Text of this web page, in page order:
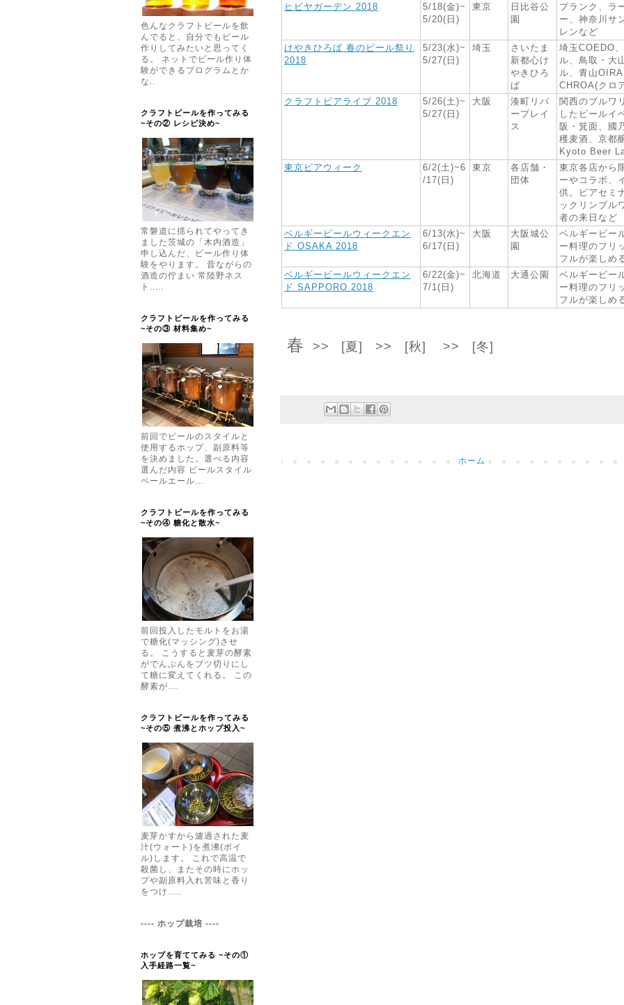
ヒビヤガーデン 2018
5/18(金)~
5/20(日)
東京
日比谷公
園
プランク、ラ
ー、神奈川サ
レンなど
けやきひろば 春のビール祭り
2018
5/23(水)~
5/27(日)
埼玉
さいたま
新都心け
やきひろ
ば
埼玉COEDO
ル、鳥取・大
ル、青山
CHROA(クロ
クラフトビアライブ 2018
5/26(土)~
5/27(日)
大阪
湊町リバ
ープレイ
ス
関西のブルワ
したビールイ
阪・箕面、國
穫麦酒、京都
Kyoto Beer
東京ビアウィーク
6/2(土)~6
/17(日)
東京
各店舗・
団体
東京各店から
ーやコラボ、
供。ビアセミ
ックリンブル
者の来日など
ベルギービールウィークエン
ド OSAKA 2018
6/13(水)~
6/17(日)
大阪
大阪城公
園
ベルギービー
ー料理のフリ
フルが楽しめ
ベルギービールウィークエン
ド SAPPORO 2018
6/22(金)~
7/1(日)
北海道 大通公園
ベルギービー
ー料理のフリ
フルが楽しめ
春 >> [夏] >> [秋] >> [冬]
ホーム
色んなクラフトビールを飲
んでると、自分でもビール
作りしてみたいと思ってく
る。 ネットでビール作り体
験ができるプログラムとか
な..
クラフトビールを作ってみる
~その② レシピ決め~
常磐道に揺られてやってき
ました茨城の「木内酒造」
申し込んだ、ビール作り体
験をやります。 昔ながらの
酒造の佇まい 常陸野ネス
ト.....
クラフトビールを作ってみる
~その③ 材料集め~
前回でビールのスタイルと
使用するホップ、副原料等
を決めました。選べる内容
選んだ内容 ビールスタイル
ペールエール...
クラフトビールを作ってみる
~その④ 糖化と散水~
前回投入したモルトをお湯
で糖化(マッシング)させ
る。 こうすると麦芽の酵素
がでんぷんをブツ切りにし
て糖に変えてくれる。 この
酵素が....
クラフトビールを作ってみる
~その⑤ 煮沸とホップ投入~
麦芽かすから濾過された麦
汁(ウォート)を煮沸(ボイ
ル)します。 これで高温で
殺菌し、またその時にホッ
プや副原料入れ苦味と香り
をつけ.....
---- ホップ栽培 ----
ホップを育ててみる ~その①
入手経路一覧~